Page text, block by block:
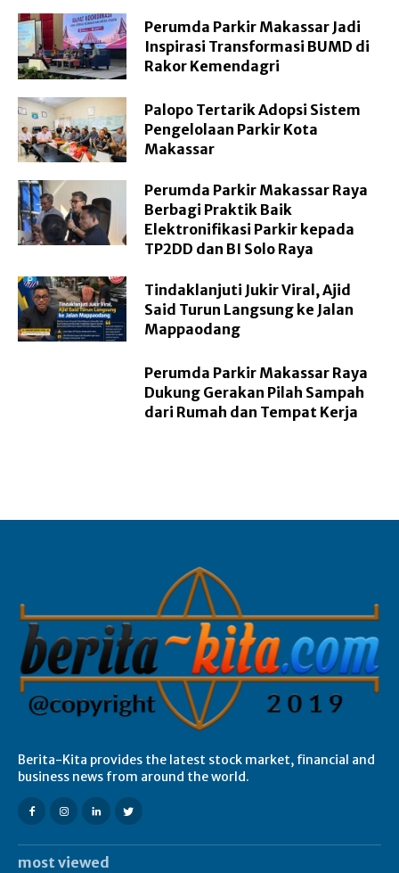
Perumda Parkir Makassar Jadi
Inspirasi Transformasi BUMD di
Rakor Kemendagri
Palopo Tertarik Adopsi Sistem
Pengelolaan Parkir Kota
Makassar
Perumda Parkir Makassar Raya
Berbagi Praktik Baik
Elektronifikasi Parkir kepada
TP2DD dan BI Solo Raya
Tindaklanjuti Jukir Viral, Ajid
Said Turun Langsung ke Jalan
Mappaodang
Perumda Parkir Makassar Raya
Dukung Gerakan Pilah Sampah
dari Rumah dan Tempat Kerja
Berita-Kita provides the latest stock market, financial and
business news from around the world.
most viewed